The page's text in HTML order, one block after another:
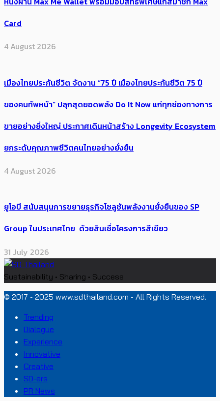
Card
4 August 2026
เมืองไทยประกันชีวิต จัดงาน “75 ปี เมืองไทยประกันชีวิต 75 ปี
ของคนทัพหน้า” ปลุกสุดยอดพลัง Do It Now แก่ทุกช่องทางการ
ขายอย่างยิ่งใหญ่ ประกาศเดินหน้าสร้าง Longevity Ecosystem
ยกระดับคุณภาพชีวิตคนไทยอย่างยั่งยืน
4 August 2026
ยูโอบี สนับสนุนการขยายธุรกิจโซลูชันพลังงานยั่งยืนของ SP
Group ในประเทศไทย ด้วยสินเชื่อโครงการสีเขียว
31 July 2026
Sustainability • Sharing • Success
© 2017 - 2025 www.sdthailand.com - All Rights Reserved.
Trending
Dialogue
Experience
Innovative
Creative
SD-ers
PR News